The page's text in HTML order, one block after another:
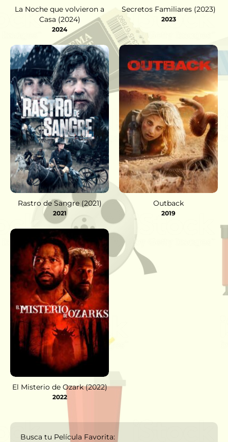
La Noche que volvieron a
Casa (2024)
2024
Secretos Familiares (2023)
2023
Rastro de Sangre (2021)
2021
Outback
2019
El Misterio de Ozark (2022)
2022
Busca tu Película Favorita: